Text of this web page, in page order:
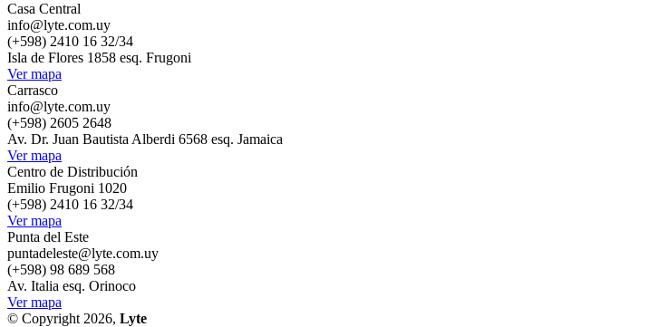
Casa Central
info@lyte.com.uy
(+598) 2410 16 32/34
Isla de Flores 1858 esq. Frugoni
Ver mapa
Carrasco
info@lyte.com.uy
(+598) 2605 2648
Av. Dr. Juan Bautista Alberdi 6568 esq. Jamaica
Ver mapa
Centro de Distribución
Emilio Frugoni 1020
(+598) 2410 16 32/34
Ver mapa
Punta del Este
puntadeleste@lyte.com.uy
(+598) 98 689 568
Av. Italia esq. Orinoco
Ver mapa
© Copyright 2026, Lyte